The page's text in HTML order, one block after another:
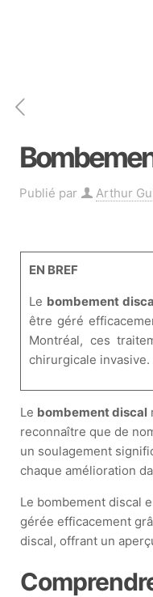
Publié par Arthur
EN BREF
Le bombement
être géré
Montréal, ces
chirurgicale invasive.
Le bombement discal
reconnaître que de
un soulagement
chaque amélioration
Le bombement discal
gérée efficacement
discal, offrant un